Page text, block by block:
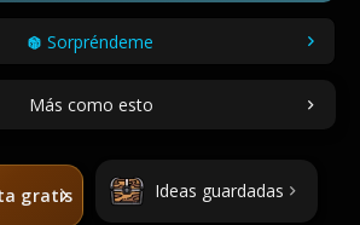
Sorpréndeme
Más como esto
gratis Ideas guardadas